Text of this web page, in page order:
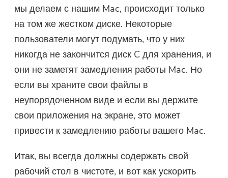
мы делаем с нашим Mac, происходит только
на том же жестком диске. Некоторые
пользователи могут подумать, что у них
никогда не закончится диск C для хранения, и
они не заметят замедления работы Mac. Но
если вы храните свои файлы в
неупорядоченном виде и если вы держите
свои приложения на экране, это может
привести к замедлению работы вашего Mac.
Итак, вы всегда должны содержать свой
рабочий стол в чистоте, и вот как ускорить
Купить